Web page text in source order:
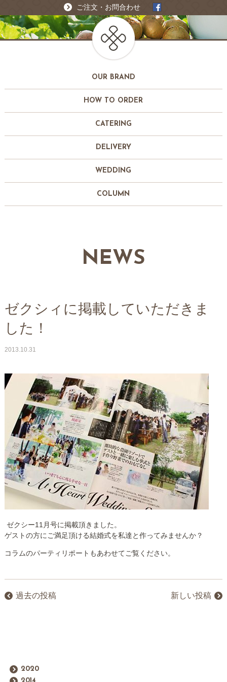
ご注文・お問合わせ
OUR BRAND
HOW TO ORDER
CATERING
DELIVERY
WEDDING
COLUMN
NEWS
ゼクシィに掲載していただきま
した！
2013.10.31
ゼクシー11月号に掲載頂きました。
ゲストの方にご満足頂ける結婚式を私達と作ってみませんか？
コラムのパーティリポートもあわせてご覧ください。
過去の投稿 新しい投稿
2020